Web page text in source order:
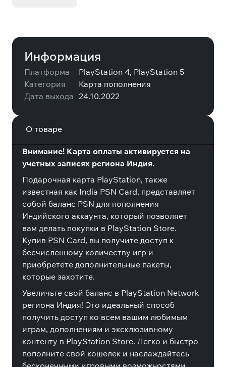
Информация
Платформа
PlayStation 4, PlayStation 5
Категория
Карта пополнения
Дата выхода 24.10.2022
О товаре
Внимание! Карта оплаты активируется на
учетных записях региона Индия.
Подарочная карта PlayStation, также
известная как India PSN Card, представляет
собой баланс PSN для пополнения
Индийского аккаунта, который позволяет
вам делать покупки в PlayStation Store.
Купив PSN Card, вы получите доступ к
бесчисленному количеству игр и
приобретете дополнительные пакеты,
которые захотите.
Увеличьте свой баланс в PlayStation Network
региона Индия! Это идеальный способ
получить доступ ко всем вашим любимым
играм, дополнениям и эксклюзивному
контенту в PlayStation Store. Легко и быстро
пополните свой кошелек и наслаждайтесь